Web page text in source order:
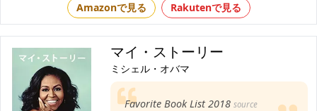
Amazonで見る Rakutenで見る
マイ・ストーリー
ミシェル・オバマ
Favorite Book List 2018source